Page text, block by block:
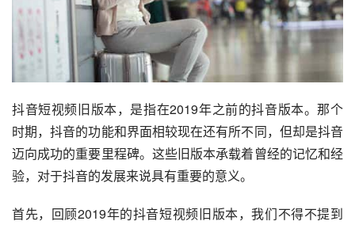
抖音短视频旧版本，是指在2019年之前的抖音版本。那个
时期，抖音的功能和界面相较现在还有所不同，但却是抖音
迈向成功的重要里程碑。这些旧版本承载着曾经的记忆和经
验，对于抖音的发展来说具有重要的意义。
首先，回顾2019年的抖音短视频旧版本，我们不得不提到